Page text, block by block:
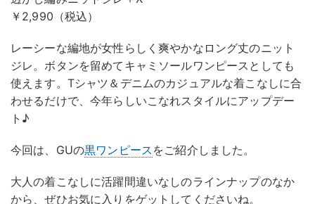
￥2,990（税込）
レーシーな編地が女性らしく爽やかなロング丈のニット
ジレ。ボタンを留めてキャミソールワンピースとしても
使えます。Tシャツ＆デニムのカジュアルな着こなしに合
わせるだけで、今年らしいこなれスタイルにアップデー
ト♪
今回は、GUの黒ワンピース をご紹介しました。
大人の着こなしに活躍間違いなしのラインナップのなか
から、ぜひお気に入りをゲットしてくださいね。